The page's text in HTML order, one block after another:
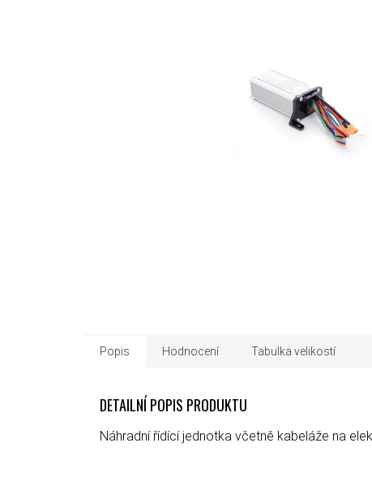
Popis Hodnocení Tabulka velikostí
DETAILNÍ POPIS PRODUKTU
Náhradní řídící jednotka včetně kabeláže na